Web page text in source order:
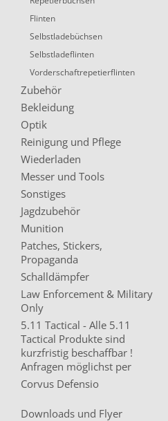
Flinten
Selbstladebüchsen
Selbstladeflinten
Vorderschaftrepetierflinten
Zubehör
Bekleidung
Optik
Reinigung und Pflege
Wiederladen
Messer und Tools
Sonstiges
Jagdzubehör
Munition
Patches, Stickers,
Propaganda
Schalldämpfer
Law Enforcement & Military
Only
5.11 Tactical - Alle 5.11
Tactical Produkte sind
kurzfristig beschaffbar !
Anfragen möglichst per
Corvus Defensio
Downloads und Flyer